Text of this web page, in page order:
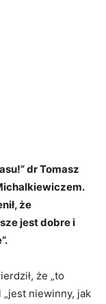
dr Tomasz
że
jest dobre i
że „to
niewinny, jak